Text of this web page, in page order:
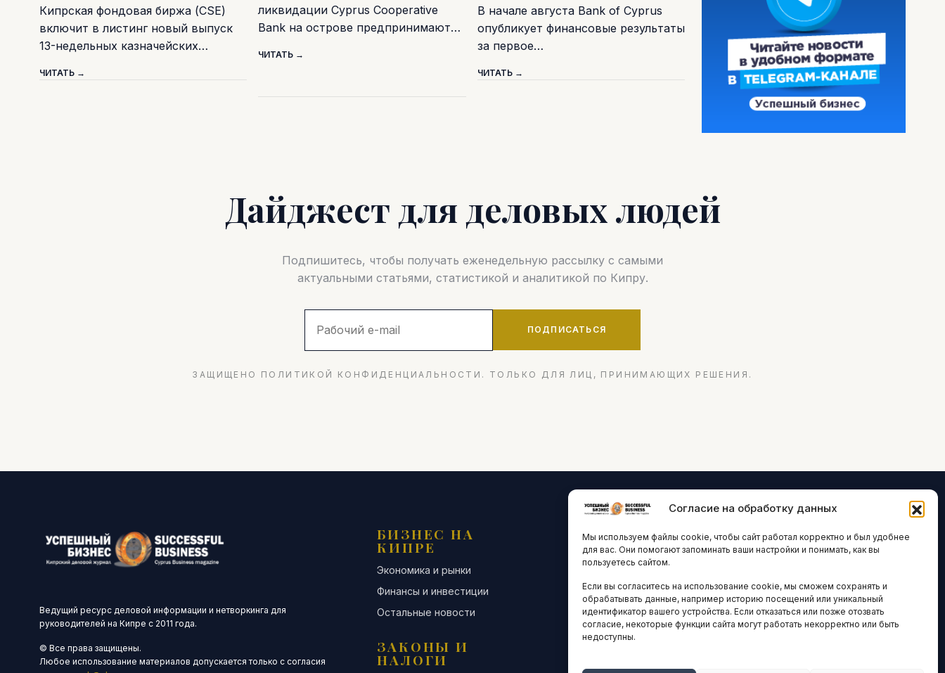
Согласие на обработку данных
Мы используем файлы cookie, чтобы сайт работал корректно и был удобнее
для вас. Они помогают запоминать ваши настройки и понимать, как вы
пользуетесь сайтом.
Если вы согласитесь на использование cookie, мы сможем сохранять и
обрабатывать данные, например историю посещений или уникальный
идентификатор вашего устройства. Если отказаться или позже отозвать
согласие, некоторые функции сайта могут работать некорректно или быть
недоступны.
Кипрская фондовая биржа (CSE)
включит в листинг новый выпуск
13-недельных казначейских…
ЧИТАТЬ →
ликвидации Cyprus Cooperative
Bank на острове предпринимают…
ЧИТАТЬ →
В начале августа Bank of Cyprus
опубликует финансовые результаты
за первое…
ЧИТАТЬ →
Дайджест для деловых людей
Подпишитесь, чтобы получать еженедельную рассылку с самыми
актуальными статьями, статистикой и аналитикой по Кипру.
ПОДПИСАТЬСЯ
ЗАЩИЩЕНО ПОЛИТИКОЙ КОНФИДЕНЦИАЛЬНОСТИ. ТОЛЬКО ДЛЯ ЛИЦ, ПРИНИМАЮЩИХ РЕШЕНИЯ.
Ведущий ресурс деловой информации и нетворкинга для
руководителей на Кипре с 2011 года.
© Все права защищены.
Любое использование материалов допускается только с согласия
БИЗНЕС НА
КИПРЕ
Экономика и рынки
Финансы и инвестиции
Остальные новости
ЗАКОНЫ И
НАЛОГИ
ТЕХНОЛОГИИ И
ИННОВАЦИИ
Стартапы и исследования
Цифровая экономика
Остальные новости
ДЕЛОВОЕ
ARTICLES IN
ENGLISH
НАВИГАЦИЯ
Архив материалов